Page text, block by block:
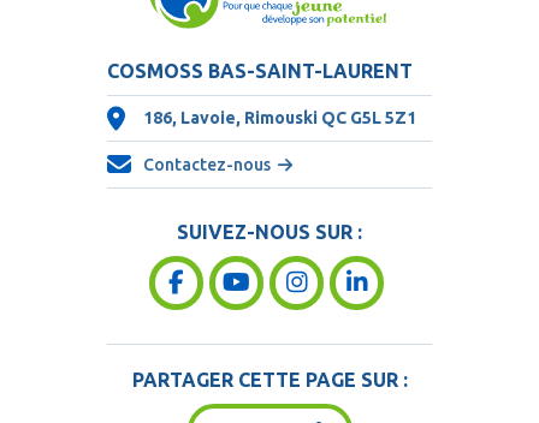
COSMOSS BAS-SAINT-LAURENT
186, Lavoie, Rimouski QC G5L 5Z1
Contactez-nous
SUIVEZ-NOUS SUR :
PARTAGER CETTE PAGE SUR :